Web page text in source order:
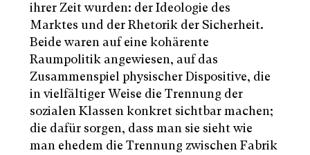
ihrer Zeit wurden: der Ideologie des
Marktes und der Rhetorik der Sicherheit.
Beide waren auf eine kohärente
Raumpolitik angewiesen, auf das
Zusammenspiel physischer Dispositive, die
in vielfältiger Weise die Trennung der
sozialen Klassen konkret sichtbar machen;
die dafür sorgen, dass man sie sieht wie
man ehedem die Trennung zwischen Fabrik